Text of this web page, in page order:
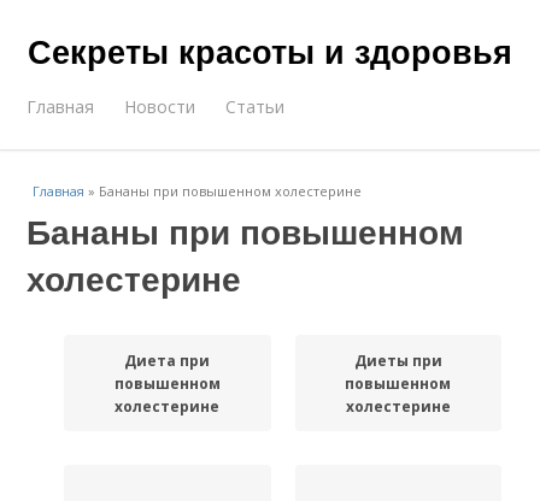
Секреты красоты и здоровья
Главная Новости Статьи
Главная » Бананы при повышенном холестерине
Бананы при повышенном
холестерине
Диета при
повышенном
холестерине
Диеты при
повышенном
холестерине